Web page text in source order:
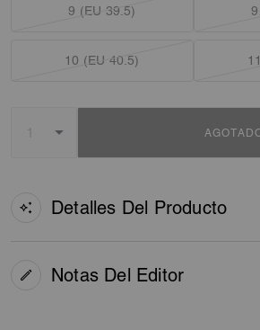
9 (EU 39.5)
10 (EU 40.5)
Detalles Del Producto
Notas Del Editor